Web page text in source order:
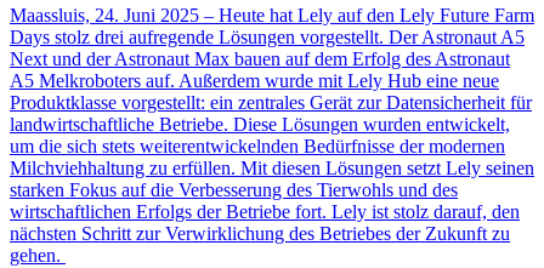
Maassluis, 24. Juni 2025 – Heute hat Lely auf den Lely Future Farm
Days stolz drei aufregende Lösungen vorgestellt. Der Astronaut A5
Next und der Astronaut Max bauen auf dem Erfolg des Astronaut
A5 Melkroboters auf. Außerdem wurde mit Lely Hub eine neue
Produktklasse vorgestellt: ein zentrales Gerät zur Datensicherheit für
landwirtschaftliche Betriebe. Diese Lösungen wurden entwickelt,
um die sich stets weiterentwickelnden Bedürfnisse der modernen
Milchviehhaltung zu erfüllen. Mit diesen Lösungen setzt Lely seinen
starken Fokus auf die Verbesserung des Tierwohls und des
wirtschaftlichen Erfolgs der Betriebe fort. Lely ist stolz darauf, den
nächsten Schritt zur Verwirklichung des Betriebes der Zukunft zu
gehen.